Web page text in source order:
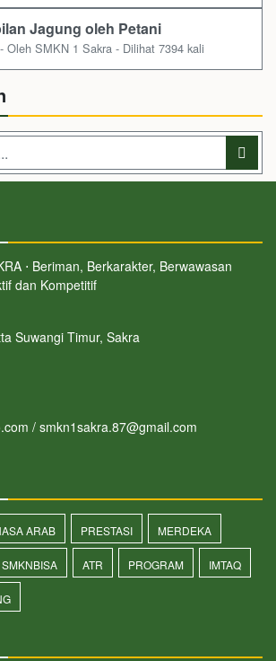
Jagung oleh Petani
Oleh SMKN 1 Sakra - Dilihat 7394 kali
⋅ Beriman, Berkarakter, Berwawasan
dan Kompetitif
Suwangi Timur, Sakra
/ smkn1sakra.87@gmail.com
ARAB PRESTASI MERDEKA
SMKNBISA ATR PROGRAM IMTAQ